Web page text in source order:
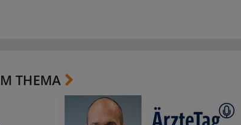
THEMA